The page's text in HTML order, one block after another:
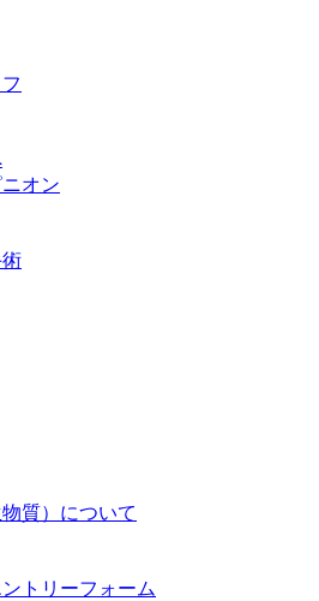
オン
質）について
トリーフォーム